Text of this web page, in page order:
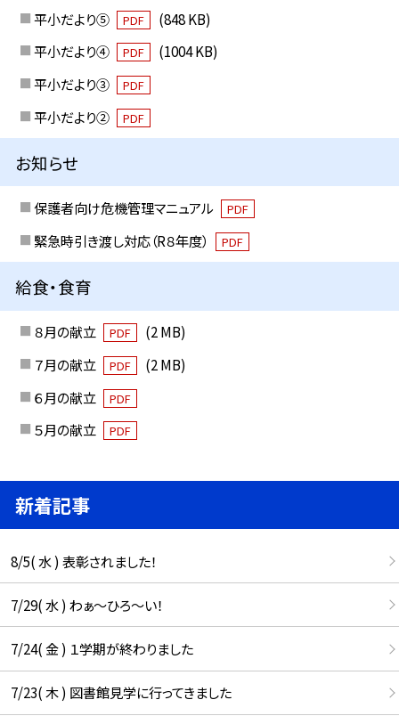
平小だより⑤ PDF
(848 KB)
平小だより④
PDF
(1004 KB)
平小だより③
PDF
平小だより② PDF
お知らせ
保護者向け危機管理マニュアル PDF
緊急時引き渡し対応（R８年度） PDF
給食・食育
８月の献立 PDF
(2 MB)
７月の献立
PDF
(2 MB)
６月の献立
PDF
５月の献立 PDF
新着記事
8/5( 水 ) 表彰されました！
7/29( 水 ) わぁ～ひろ～い！
7/24( 金 ) １学期が終わりました
7/23( 木 ) 図書館見学に行ってきました